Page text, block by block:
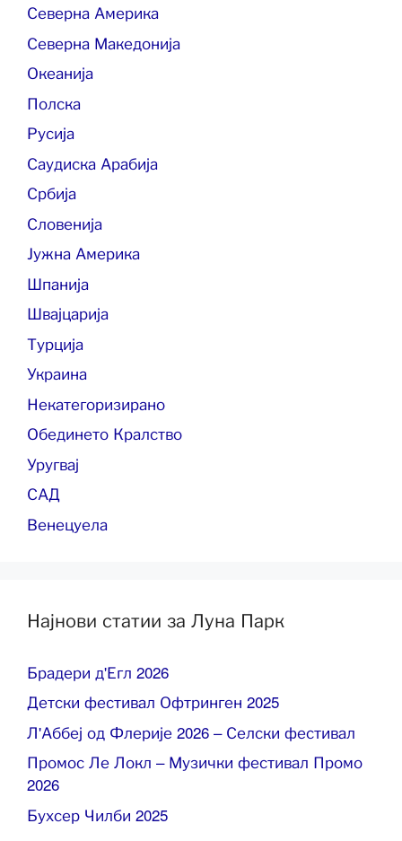
Северна Америка
Северна Македонија
Океанија
Полска
Русија
Саудиска Арабија
Србија
Словенија
Јужна Америка
Шпанија
Швајцарија
Турција
Украина
Некатегоризирано
Обединето Кралство
Уругвај
САД
Венецуела
Најнови статии за Луна Парк
Брадери д'Егл 2026
Детски фестивал Офтринген 2025
Л'Аббеј од Флерије 2026 – Селски фестивал
Промос Ле Локл – Музички фестивал Промо
2026
Бухсер Чилби 2025